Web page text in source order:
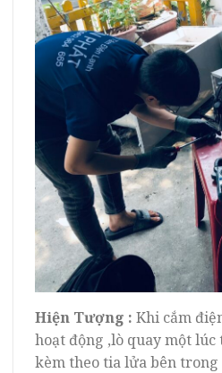
Hiện Tượng : Khi cắm
hoạt động ,lò quay một
kèm theo tia lửa bên trong